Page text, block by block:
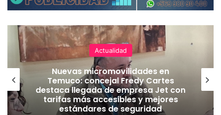
Actualidad
Nuevas micromovilidades en
Temuco: concejal Fredy Cartes
destaca llegada de empresa Jet con
tarifas más accesibles y mejores
estándares de seguridad